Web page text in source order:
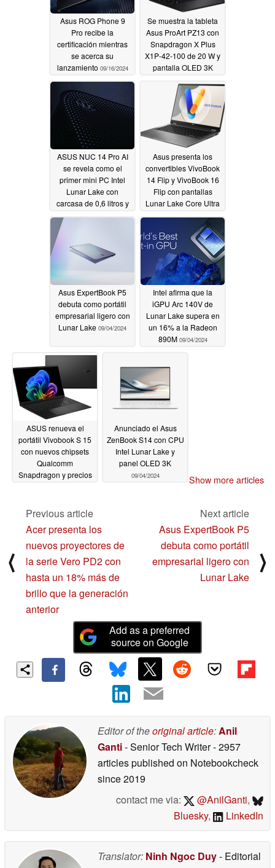
Asus ROG Phone 9
Pro recibe la
certificación mientras
se acerca su
lanzamiento 09/16/2024
Se muestra la tableta
Asus ProArt PZ13 con
Snapdragon X Plus
X1P-42-100 de 20 W y
pantalla OLED 3K
ASUS NUC 14 Pro AI
se revela como el
primer mini PC Intel
Lunar Lake con
carcasa de 0,6 litros y
Thunderbolt 4
Asus presenta los
convertibles VivoBook
14 Flip y VivoBook 16
Flip con pantallas
Lunar Lake Core Ultra
09/05/2024
Asus ExpertBook P5
debuta como portátil
empresarial ligero con
Lunar Lake 09/04/2024
Intel afirma que la
iGPU Arc 140V de
Lunar Lake supera en
un 16% a la Radeon
890M 09/04/2024
ASUS renueva el
portátil Vivobook S 15
con nuevos chipsets
Qualcomm
Snapdragon y precios
Anunciado el Asus
ZenBook S14 con CPU
Intel Lunar Lake y
panel OLED 3K
09/04/2024 Show more articles
⟨
Previous article
Acer presenta los
nuevos proyectores de
la serie Vero PD2 con
hasta un 18% más de
brillo que la generación
anterior
Next article
Asus ExpertBook P5
debuta como portátil
empresarial ligero con
Lunar Lake
⟩
Add as a preferred
source on Google
Editor of theoriginal article:Anil
Ganti- Senior Tech Writer- 2957
articles published on Notebookcheck
since 2019
contact me via:
@AnilGanti,
Bluesky, LinkedIn
Translator: Ninh Ngoc Duy- Editorial